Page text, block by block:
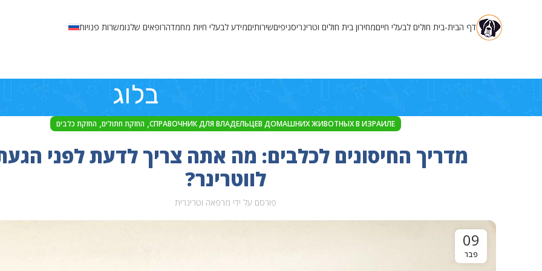
דף הבית-בית חולים לבעלי חייםמחירון בית חולים וטרינריסניפיםשירותיםמידע לבעלי חיות מחמדהרופאים שלנומשרות פנויות
בלוג
СПРАВОЧНИК ДЛЯ ВЛАДЕЛЬЦЕВ ДОМАШНИХ ЖИВОТНЫХ В ИЗРАИЛЕ
, החזקת חתולים, החזקת כלבים
מדריך החיסונים לכלבים: מה אתה צריך לדעת לפני
לווטרינר?
פורסם על ידי מרפאה וטרינרית
09
פבר